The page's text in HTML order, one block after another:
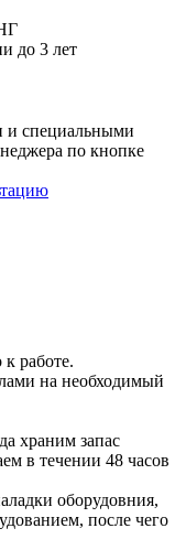
до 3 лет
и специальными
по кнопке
работе.
на необходимый
храним запас
в течении 48 часов
оборудовния,
после чего